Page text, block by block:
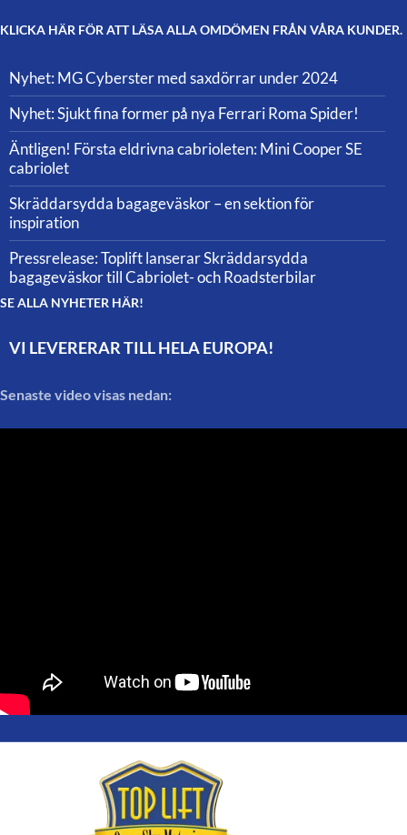
KLICKA HÄR FÖR ATT LÄSA ALLA OMDÖMEN FRÅN VÅRA KUNDER.
Nyhet: MG Cyberster med saxdörrar under 2024
Nyhet: Sjukt fina former på nya Ferrari Roma Spider!
Äntligen! Första eldrivna cabrioleten: Mini Cooper SE
cabriolet
Skräddarsydda bagageväskor – en sektion för
inspiration
Pressrelease: Toplift lanserar Skräddarsydda
bagageväskor till Cabriolet- och Roadsterbilar
SE ALLA NYHETER HÄR!
VI LEVERERAR TILL HELA EUROPA!
Senaste video visas nedan: